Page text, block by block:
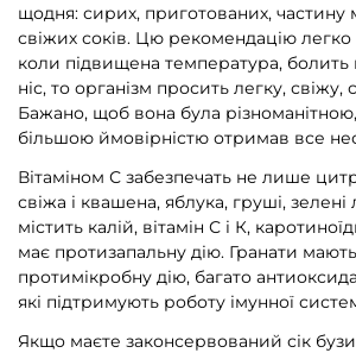
щодня: сирих, приготованих, частину
свіжих соків. Цю рекомендацію
коли підвищена температура, болить
ніс, то організм просить легку, свіжу,
Бажано, щоб вона була
більшою ймовірністю отримав все
Вітаміном С забезпечать не лише
свіжа і квашена, яблука, груші, зелені
містить калій, вітамін С і К,
має протизапальну дію. Гранати
протимікробну дію, багато
які підтримують роботу імунної
Якщо маєте законсервований сік